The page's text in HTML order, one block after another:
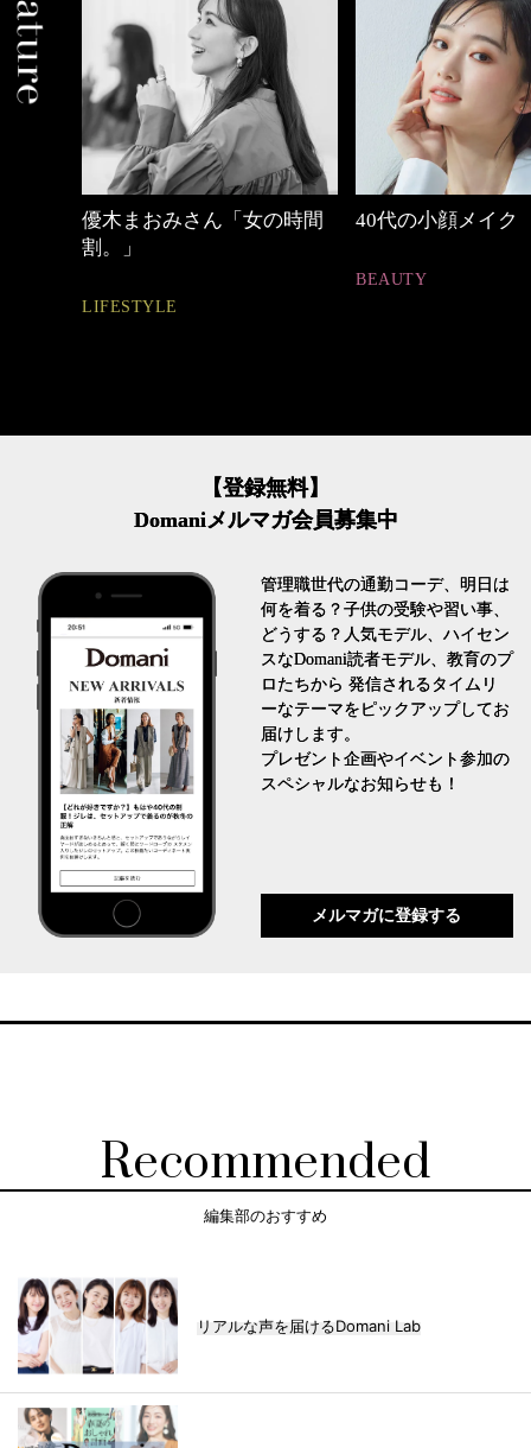
優木まおみさん「女の時間
割。」
LIFESTYLE
40代の小顔メイク
BEAUTY
【登録無料】
Domaniメルマガ会員募集中
管理職世代の通勤コーデ、明日は
何を着る？子供の受験や習い事、
どうする？人気モデル、ハイセン
スなDomani読者モデル、教育のプ
ロたちから 発信されるタイムリ
ーなテーマをピックアップしてお
届けします。
プレゼント企画やイベント参加の
スペシャルなお知らせも！
メルマガに登録する
Recommended
編集部のおすすめ
リアルな声を届けるDomani Lab